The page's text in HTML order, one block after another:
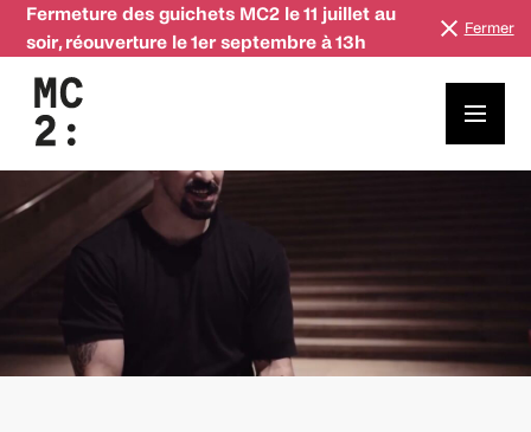
Fermeture des guichets MC2 le 11 juillet au
soir, réouverture le 1er septembre à 13h
Fermer